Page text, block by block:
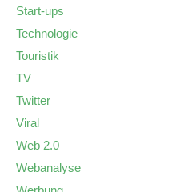
Start-ups
Technologie
Touristik
TV
Twitter
Viral
Web 2.0
Webanalyse